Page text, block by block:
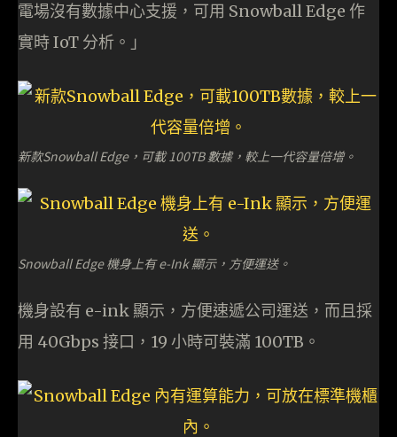
電場沒有數據中心支援，可用 Snowball Edge 作
實時 IoT 分析。」
新款Snowball Edge，可載 100TB 數據，較上一代容量倍增。
Snowball Edge 機身上有 e-Ink 顯示，方便運送。
機身設有 e-ink 顯示，方便速遞公司運送，而且採
用 40Gbps 接口，19 小時可裝滿 100TB。